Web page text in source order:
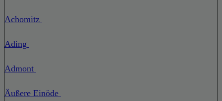
Achomitz
Ading
Admont
Äußere Einöde